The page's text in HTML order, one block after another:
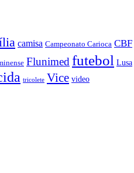
camisa Campeonato Carioca CBF
Flunimed futebol Lusa
tricolete Vice video